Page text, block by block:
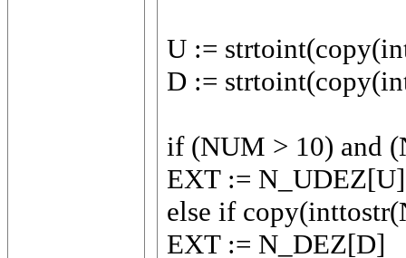
U :=
D :=
if (NUM > 10) and
EXT := N_UDEZ[U]
else if
EXT := N_DEZ[D]